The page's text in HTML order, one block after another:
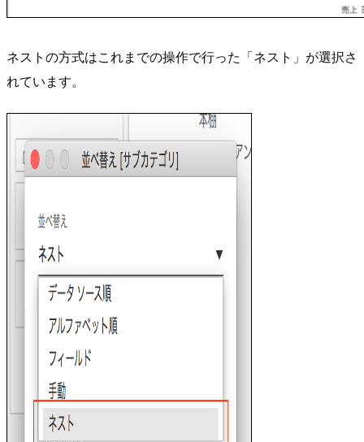
ネストの方式はこれまでの操作で行った「ネスト」が選択さ
れています。